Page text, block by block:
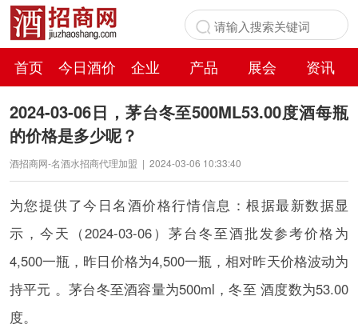
首页 今日酒价 企业 产品 展会
资讯
百科
2024-03-06日，茅台冬至500ML53.00度酒每瓶
的价格是多少呢？
酒招商网-名酒水招商代理加盟 | 2024-03-06 10:33:40
为您提供了今日名酒价格行情信息：根据最新数据显
示，今天（2024-03-06）茅台冬至酒批发参考价格为
4,500一瓶，昨日价格为4,500一瓶，相对昨天价格波动为
持平元 。茅台冬至酒容量为500ml，冬至 酒度数为53.00
度。